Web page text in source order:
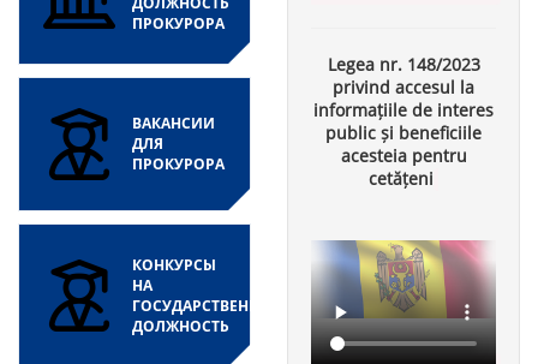
ПРОКУРОРА
ВАКАНСИИ
ДЛЯ
ПРОКУРОРА
КОНКУРСЫ
НА
ГОСУДАРСТВЕННУЮ
ДОЛЖНОСТЬ
Legea nr. 148/2023
privind accesul la
informațiile de interes
public și beneficiile
acesteia pentru
cetățeni